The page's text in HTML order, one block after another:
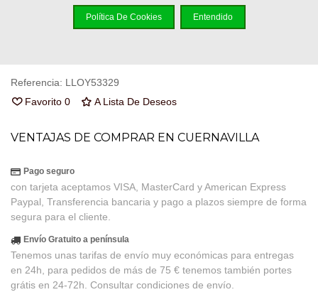
Al comprar este producto puedes juntar hasta3 puntos de
. Su cesta sera de3puntos de fidelidadque se puede
Referencia: LLOY53329
Favorito 0 A Lista De Deseos
VENTAJAS DE COMPRAR EN CUERNAVILLA
Pago seguro
con tarjeta aceptamos VISA, MasterCard y American Express
Paypal, Transferencia bancaria y pago a plazos siempre de forma
segura para el cliente.
Envío Gratuito a península
Tenemos unas tarifas de envío muy económicas para entregas
en 24h, para pedidos de más de 75 € tenemos también portes
grátis en 24-72h. Consultar condiciones de envío.
Política De Cookies Entendido